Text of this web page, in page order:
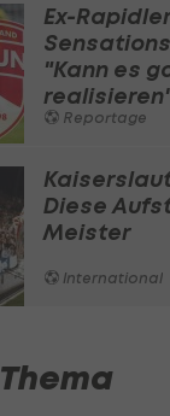
Ex-
"Kann es
Reportage
Diese
Meister
International